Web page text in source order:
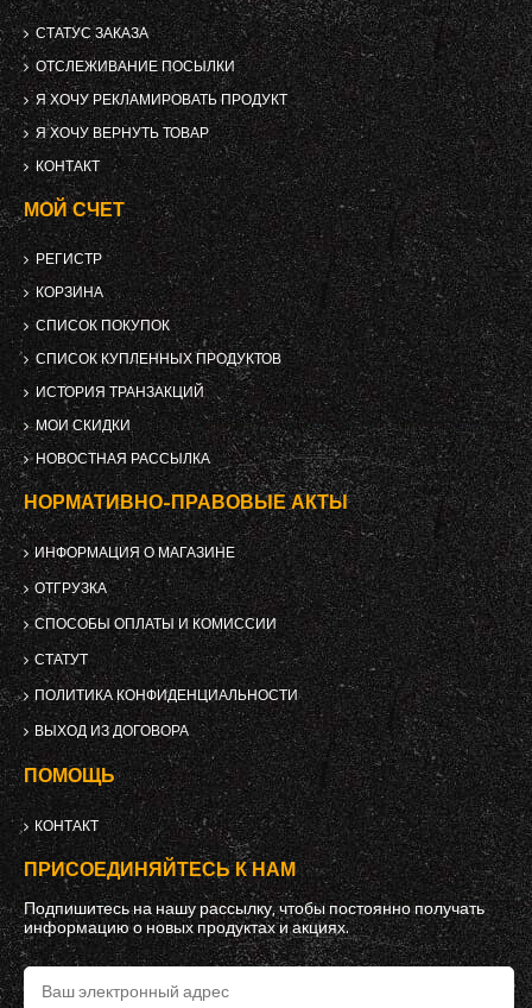
СТАТУС ЗАКАЗА
ОТСЛЕЖИВАНИЕ ПОСЫЛКИ
Я ХОЧУ РЕКЛАМИРОВАТЬ ПРОДУКТ
Я ХОЧУ ВЕРНУТЬ ТОВАР
КОНТАКТ
МОЙ СЧЕТ
РЕГИСТР
КОРЗИНА
СПИСОК ПОКУПОК
СПИСОК КУПЛЕННЫХ ПРОДУКТОВ
ИСТОРИЯ ТРАНЗАКЦИЙ
МОИ СКИДКИ
НОВОСТНАЯ РАССЫЛКА
НОРМАТИВНО-ПРАВОВЫЕ АКТЫ
ИНФОРМАЦИЯ О МАГАЗИНЕ
ОТГРУЗКА
СПОСОБЫ ОПЛАТЫ И КОМИССИИ
СТАТУТ
ПОЛИТИКА КОНФИДЕНЦИАЛЬНОСТИ
ВЫХОД ИЗ ДОГОВОРА
ПОМОЩЬ
КОНТАКТ
ПРИСОЕДИНЯЙТЕСЬ К НАМ
Подпишитесь на нашу рассылку, чтобы постоянно получать
информацию о новых продуктах и ​​акциях.